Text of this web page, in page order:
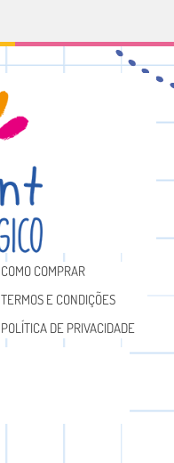
COMO COMPRAR
TERMOS E CONDIÇÕES
POLÍTICA DE PRIVACIDADE